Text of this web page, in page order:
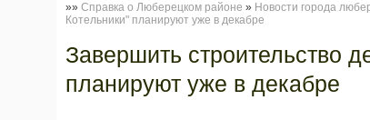
Справка о Люберецком районе Новости города
Котельники" планируют уже в декабре
Завершить строительство
планируют уже в декабре